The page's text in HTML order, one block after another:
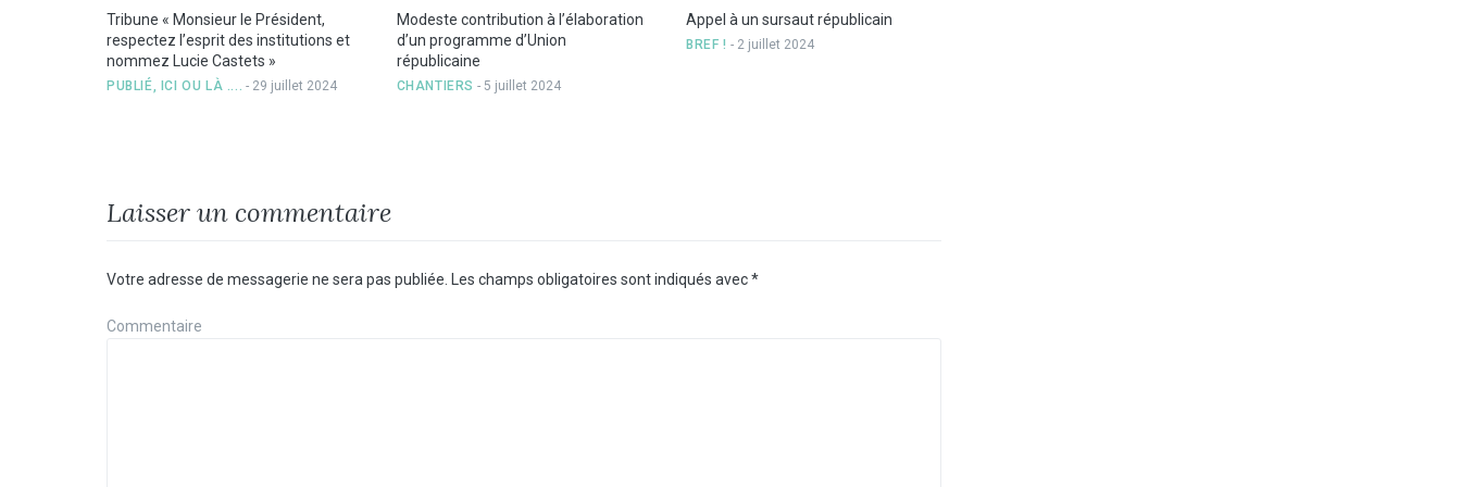
Tribune « Monsieur le Président,
respectez l’esprit des institutions et
nommez Lucie Castets »
PUBLIÉ, ICI OU LÀ .... - 29 juillet 2024
Modeste contribution à l’élaboration
d’un programme d’Union
républicaine
CHANTIERS - 5 juillet 2024
Appel à un sursaut républicain
BREF ! - 2 juillet 2024
Laisser un commentaire
Votre adresse de messagerie ne sera pas publiée. Les champs obligatoires sont indiqués avec*
Commentaire